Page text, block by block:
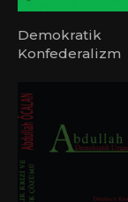
Demokratik
Konfederalizm